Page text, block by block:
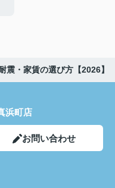
・家賃の選び方【2026】
浜町店
お問い合わせ